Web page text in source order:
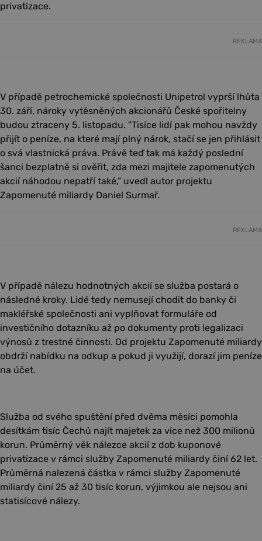
privatizace.
REKLAMA
V případě petrochemické společnosti Unipetrol vyprší lhůta
30. září, nároky vytěsněných akcionářů České spořitelny
budou ztraceny 5. listopadu. "Tisíce lidí pak mohou navždy
přijít o peníze, na které mají plný nárok, stačí se jen přihlásit
o svá vlastnická práva. Právě teď tak má každý poslední
šanci bezplatně si ověřit, zda mezi majitele zapomenutých
akcií náhodou nepatří také,” uvedl autor projektu
Zapomenuté miliardy Daniel Surmař.
REKLAMA
V případě nálezu hodnotných akcií se služba postará o
následné kroky. Lidé tedy nemusejí chodit do banky či
makléřské společnosti ani vyplňovat formuláře od
investičního dotazníku až po dokumenty proti legalizaci
výnosů z trestné činnosti. Od projektu Zapomenuté miliardy
obdrží nabídku na odkup a pokud ji využijí, dorazí jim peníze
na účet.
Služba od svého spuštění před dvěma měsíci pomohla
desítkám tisíc Čechů najít majetek za více než 300 milionů
korun. Průměrný věk nálezce akcií z dob kuponové
privatizace v rámci služby Zapomenuté miliardy činí 62 let.
Průměrná nalezená částka v rámci služby Zapomenuté
miliardy činí 25 až 30 tisíc korun, výjimkou ale nejsou ani
statisícové nálezy.